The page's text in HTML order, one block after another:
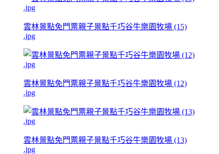
雲林景點免門票親子景點千巧谷牛樂園牧場 (15)
.jpg
雲林景點免門票親子景點千巧谷牛樂園牧場 (12)
.jpg
雲林景點免門票親子景點千巧谷牛樂園牧場 (13)
.jpg